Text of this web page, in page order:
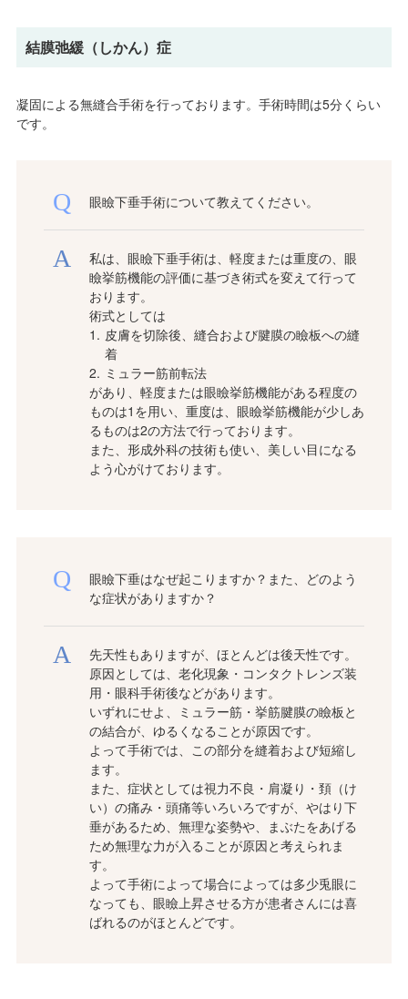
結膜弛緩（しかん）症
凝固による無縫合手術を行っております。手術時間は5分くらい
です。
眼瞼下垂手術について教えてください。
私は、眼瞼下垂手術は、軽度または重度の、眼
瞼挙筋機能の評価に基づき術式を変えて行って
おります。
術式としては
皮膚を切除後、縫合および腱膜の瞼板への縫
着
ミュラー筋前転法
があり、軽度または眼瞼挙筋機能がある程度の
ものは1を用い、重度は、眼瞼挙筋機能が少しあ
るものは2の方法で行っております。
また、形成外科の技術も使い、美しい目になる
よう心がけております。
眼瞼下垂はなぜ起こりますか？また、どのよう
な症状がありますか？
先天性もありますが、ほとんどは後天性です。
原因としては、老化現象・コンタクトレンズ装
用・眼科手術後などがあります。
いずれにせよ、ミュラー筋・挙筋腱膜の瞼板と
の結合が、ゆるくなることが原因です。
よって手術では、この部分を縫着および短縮し
ます。
また、症状としては視力不良・肩凝り・頚（け
い）の痛み・頭痛等いろいろですが、やはり下
垂があるため、無理な姿勢や、まぶたをあげる
ため無理な力が入ることが原因と考えられま
す。
よって手術によって場合によっては多少兎眼に
なっても、眼瞼上昇させる方が患者さんには喜
ばれるのがほとんどです。